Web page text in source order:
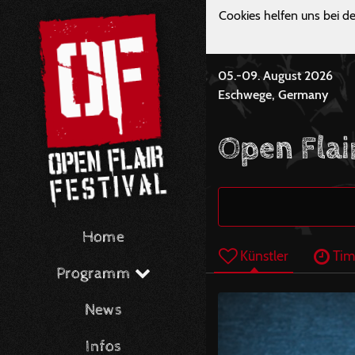
Home
Programm
News
Infos
Cookies helfen uns bei
05.-09. August 2026
Eschwege, Germany
Open
Künstler